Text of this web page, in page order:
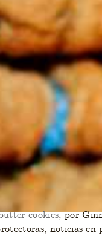
cookies, por
noticias en